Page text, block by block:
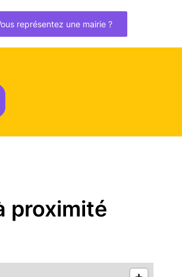
représentez une mairie ?
proximité